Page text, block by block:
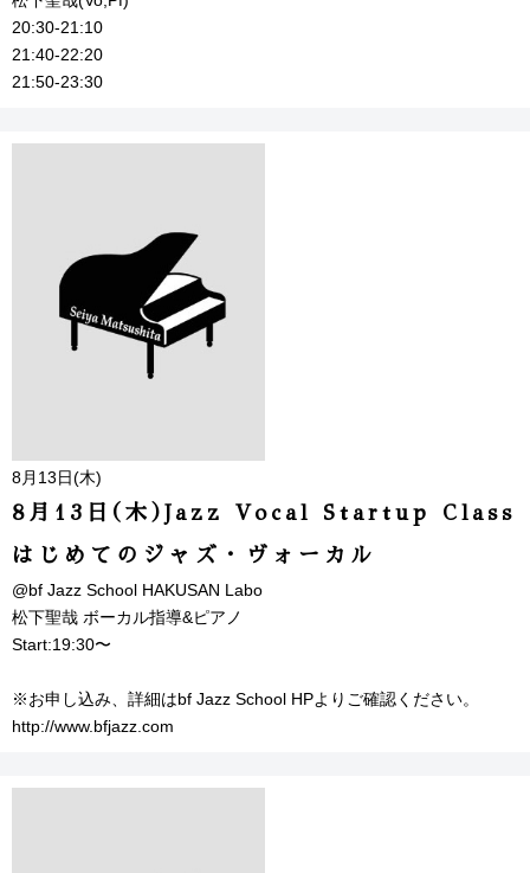
20:30-21:10
21:40-22:20
21:50-23:30
8月13日(木)
8月13日(木)Jazz Vocal Startup Class
はじめてのジャズ・ヴォーカル
@bf Jazz School HAKUSAN Labo
松下聖哉 ボーカル指導&ピアノ
Start:19:30〜
※お申し込み、詳細はbf Jazz School HPよりご確認ください。
http://www.bfjazz.com